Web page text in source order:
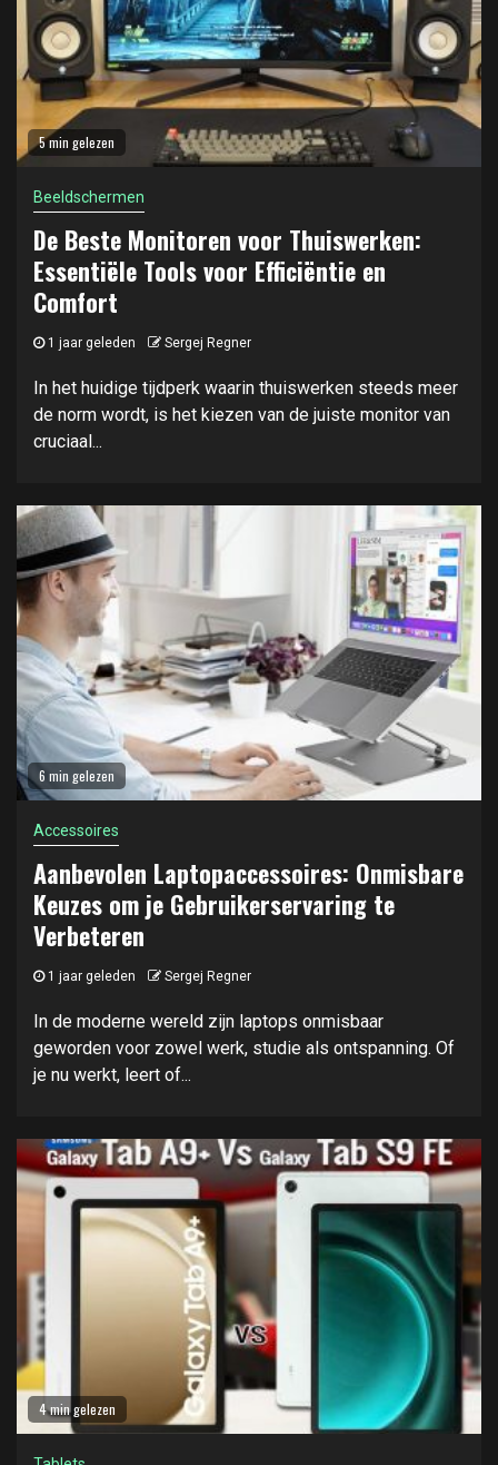
5 min gelezen
Beeldschermen
De Beste Monitoren voor Thuiswerken:
Essentiële Tools voor Efficiëntie en
Comfort
1 jaar geleden Sergej Regner
In het huidige tijdperk waarin thuiswerken steeds meer
de norm wordt, is het kiezen van de juiste monitor van
cruciaal...
6 min gelezen
Accessoires
Aanbevolen Laptopaccessoires: Onmisbare
Keuzes om je Gebruikerservaring te
Verbeteren
1 jaar geleden Sergej Regner
In de moderne wereld zijn laptops onmisbaar
geworden voor zowel werk, studie als ontspanning. Of
je nu werkt, leert of...
4 min gelezen